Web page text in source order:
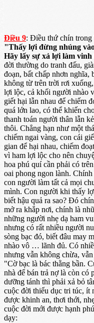
Điều 9: Điều thứ chín
"Thấy lợi đừng nhúng
Hãy lấy sự xả lợi làm vinh
đời thường do tranh đấu,
đoạn, bất chấp nhơn
không từ trên trời rơi
lợi lộc, cả khối người nhào
giết hại lẫn nhau để chiếm
quá lớn lao, có thể khiến
thanh toán người thân lẫn
thôi. Chẳng hạn như một
chiếm ngai vàng, con cái
gian để hại nhau, chiếm
vì ham lợi lộc cho nên
hoa phú quí cần phải có
oai phong ngon lành.
con người làm tất cả mọi
mình. Con người khi thấy
biết hậu quả ra sao? Đó
mở ra khắp nơi, chính là
những người nhẹ dạ ham
nhưng có rất nhiều người
sòng bạc đó, biết đâu may
nhào vô … lãnh đủ. Có
nhưng vẫn không chừa,
"Cờ bạc là bác thằng bần.
nhà để bán trả nợ là còn
dưỡng tánh thì phải xả bỏ
cuộc đời thiểu dục tri túc, ít
được khinh an, thơi thới,
cuộc đời mới được hạnh
dạy: